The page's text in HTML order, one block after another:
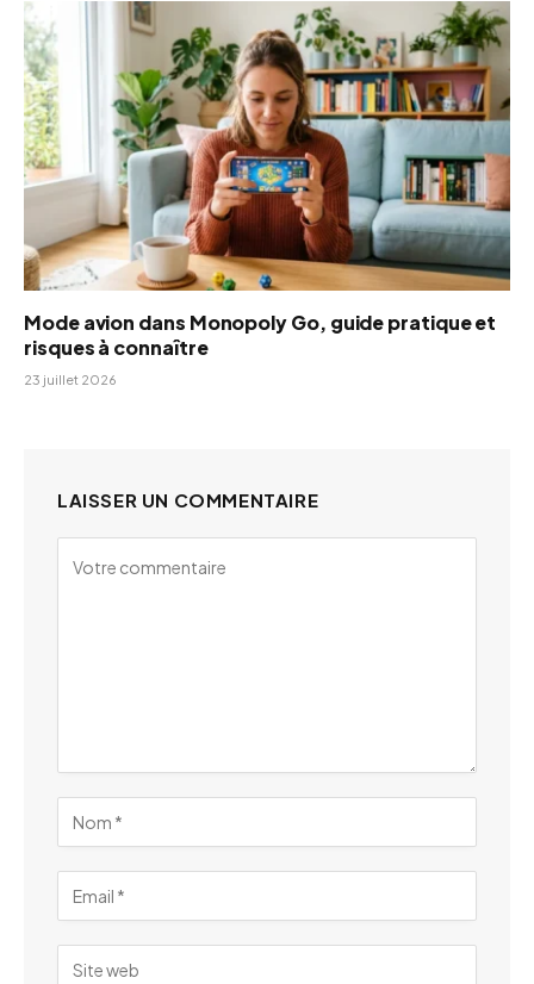
Mode avion dans Monopoly Go, guide pratique et
risques à connaître
23 juillet 2026
LAISSER UN COMMENTAIRE